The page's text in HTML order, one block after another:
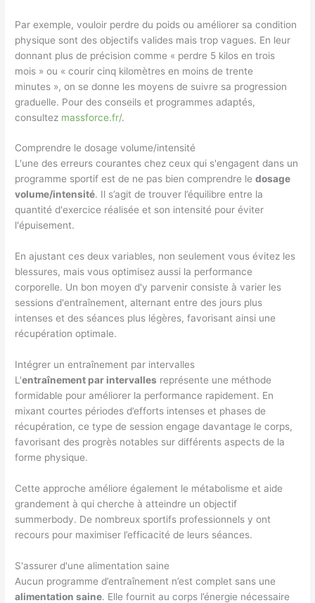
Par exemple, vouloir perdre du poids ou améliorer sa condition
physique sont des objectifs valides mais trop vagues. En leur
donnant plus de précision comme « perdre 5 kilos en trois
mois » ou « courir cinq kilomètres en moins de trente
minutes », on se donne les moyens de suivre sa progression
graduelle. Pour des conseils et programmes adaptés,
consultez massforce.fr/.
Comprendre le dosage volume/intensité
L'une des erreurs courantes chez ceux qui s'engagent dans un
programme sportif est de ne pas bien comprendre ledosage
volume/intensité. Il s’agit de trouver l’équilibre entre la
quantité d'exercice réalisée et son intensité pour éviter
l'épuisement.
En ajustant ces deux variables, non seulement vous évitez les
blessures, mais vous optimisez aussi la performance
corporelle. Un bon moyen d'y parvenir consiste à varier les
sessions d'entraînement, alternant entre des jours plus
intenses et des séances plus légères, favorisant ainsi une
récupération optimale.
Intégrer un entraînement par intervalles
L'entraînement par intervalles représente une méthode
formidable pour améliorer la performance rapidement. En
mixant courtes périodes d’efforts intenses et phases de
récupération, ce type de session engage davantage le corps,
favorisant des progrès notables sur différents aspects de la
forme physique.
Cette approche améliore également le métabolisme et aide
grandement à qui cherche à atteindre un objectif
summerbody. De nombreux sportifs professionnels y ont
recours pour maximiser l’efficacité de leurs séances.
S'assurer d'une alimentation saine
Aucun programme d’entraînement n’est complet sans une
alimentation saine. Elle fournit au corps l’énergie nécessaire